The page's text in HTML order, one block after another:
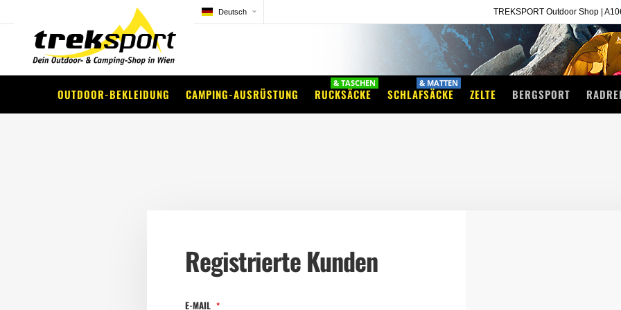
Deutsch TREKSPORT Outdoor Shop |
OUTDOOR-BEKLEIDUNG CAMPING-AUSRÜSTUNG RUCKSÄCKE
& TASCHEN
SCHLAFSÄCKE
& MATTEN
ZELTE BERGSPORT
Registrierte Kunden
E-MAIL